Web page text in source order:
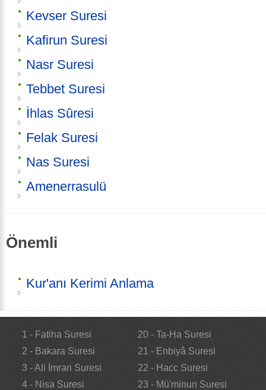
Kevser Suresi
Kafirun Suresi
Nasr Suresi
Tebbet Suresi
İhlas Sûresi
Felak Suresi
Nas Suresi
Amenerrasulü
Önemli
Kur'anı Kerimi Anlama
1 - Fatiha Suresi
2 - Bakara Suresi
3 - Ali İmran Suresi
4 - Nisa Suresi
20 - Ta-Ha Suresi
21 - Enbiyâ Suresi
22 - Hacc Suresi
23 - Mü'minun Suresi